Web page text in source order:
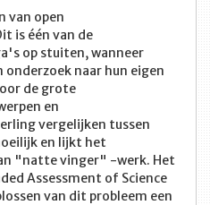
van open
is één van de
op stuiten, wanneer
onderzoek naar hun eigen
de grote
en
vergelijken tussen
en lijkt het
"natte vinger" -werk. Het
Assessment of Science
van dit probleem een